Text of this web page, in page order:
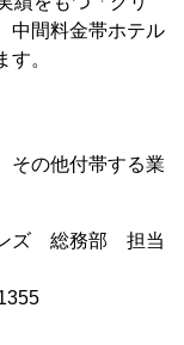
中間料金帯ホテル
。
その他付帯する業
ンズ 総務部 担当